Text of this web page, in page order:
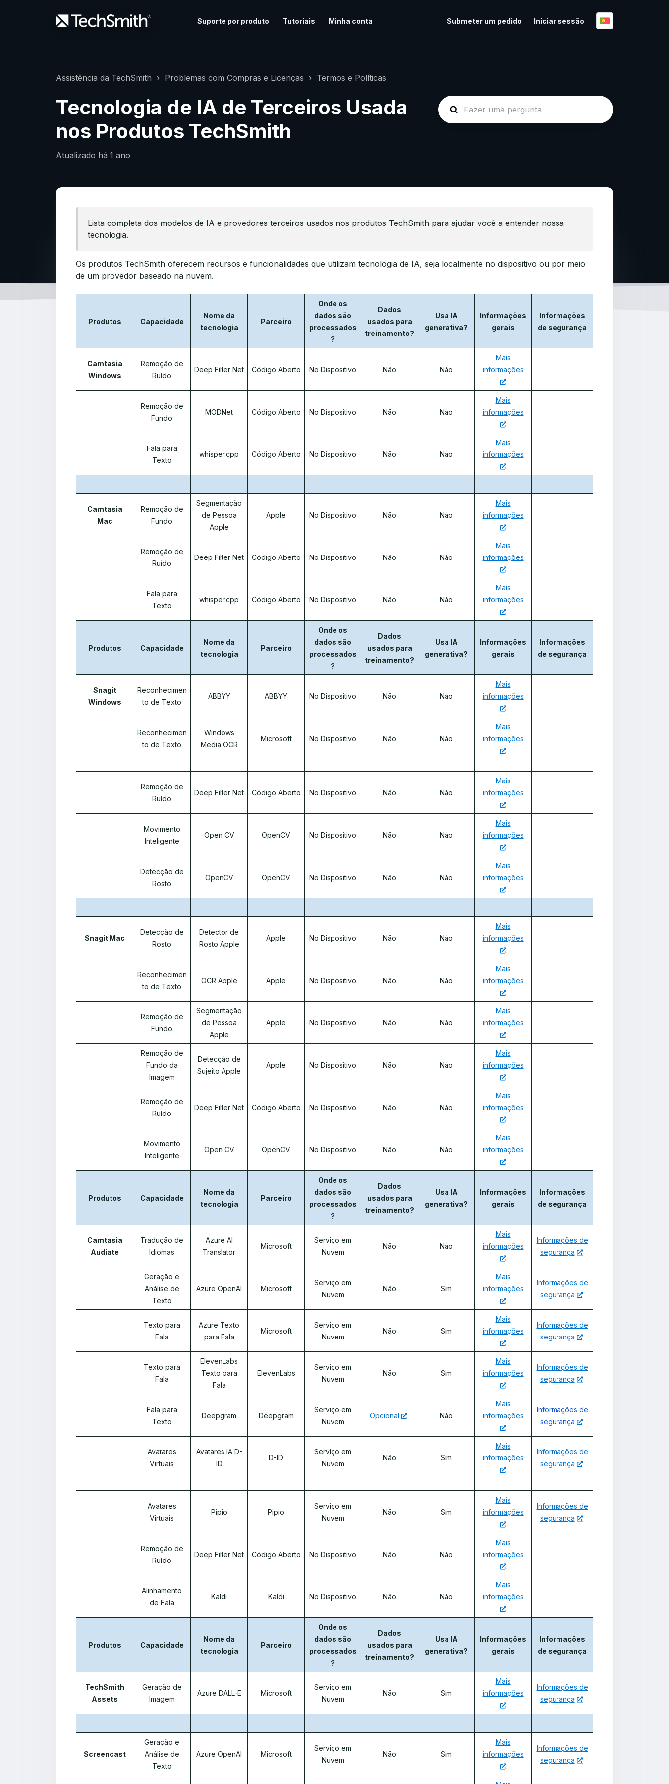
Suporte por produto Tutoriais Minha conta Submeter um pedido Iniciar sessão
Assistência da TechSmith Problemas com Compras e Licenças Termos e Políticas
Tecnologia de IA de Terceiros Usada
nos Produtos TechSmith
Atualizado há 1 ano
Lista completa dos modelos de IA e provedores terceiros usados nos produtos TechSmith para ajudar você a entender nossa
tecnologia.
Os produtos TechSmith oferecem recursos e funcionalidades que utilizam tecnologia de IA, seja localmente no dispositivo ou por meio
de um provedor baseado na nuvem.
Produtos Capacidade
Nome da
tecnologia
Parceiro
Onde os
dados são
processados
?
Dados
usados para
treinamento?
Usa IA
generativa?
Informações
gerais
Informações
de segurança
Camtasia
Windows
Remoção de
Ruído
Deep Filter Net Código Aberto No Dispositivo Não Não
Mais
informações
Remoção de
Fundo
MODNet Código Aberto No Dispositivo Não Não
Mais
informações
Fala para
Texto
whisper.cpp Código Aberto No Dispositivo Não Não
Mais
informações
Camtasia
Mac
Remoção de
Fundo
Segmentação
de Pessoa
Apple
Apple No Dispositivo Não Não
Mais
informações
Remoção de
Ruído
Deep Filter Net Código Aberto No Dispositivo Não Não
Mais
informações
Fala para
Texto
whisper.cpp Código Aberto No Dispositivo Não Não
Mais
informações
Produtos Capacidade
Nome da
tecnologia
Parceiro
Onde os
dados são
processados
?
Dados
usados para
treinamento?
Usa IA
generativa?
Informações
gerais
Informações
de segurança
Snagit
Windows
Reconhecimen
to de Texto
ABBYY ABBYY No Dispositivo Não Não
Mais
informações
Reconhecimen
to de Texto
Windows
Media OCR
Microsoft No Dispositivo Não Não
Mais
informações
Remoção de
Ruído
Deep Filter Net Código Aberto No Dispositivo Não Não
Mais
informações
Movimento
Inteligente
Open CV OpenCV No Dispositivo Não Não
Mais
informações
Detecção de
Rosto
OpenCV OpenCV No Dispositivo Não Não
Mais
informações
Snagit Mac
Detecção de
Rosto
Detector de
Rosto Apple
Apple No Dispositivo Não Não
Mais
informações
Reconhecimen
to de Texto
OCR Apple Apple No Dispositivo Não Não
Mais
informações
Remoção de
Fundo
Segmentação
de Pessoa
Apple
Apple No Dispositivo Não Não
Mais
informações
Remoção de
Fundo da
Imagem
Detecção de
Sujeito Apple
Apple No Dispositivo Não Não
Mais
informações
Remoção de
Ruído
Deep Filter Net Código Aberto No Dispositivo Não Não
Mais
informações
Movimento
Inteligente
Open CV OpenCV No Dispositivo Não Não
Mais
informações
Produtos Capacidade
Nome da
tecnologia
Parceiro
Onde os
dados são
processados
?
Dados
usados para
treinamento?
Usa IA
generativa?
Informações
gerais
Informações
de segurança
Camtasia
Audiate
Tradução de
Idiomas
Azure AI
Translator
Microsoft
Serviço em
Nuvem
Não Não
Mais
informações
Informações de
segurança
Geração e
Análise de
Texto
Azure OpenAI Microsoft
Serviço em
Nuvem
Não Sim
Mais
informações
Informações de
segurança
Texto para
Fala
Azure Texto
para Fala
Microsoft
Serviço em
Nuvem
Não Sim
Mais
informações
Informações de
segurança
Texto para
Fala
ElevenLabs
Texto para
Fala
ElevenLabs
Serviço em
Nuvem
Não Sim
Mais
informações
Informações de
segurança
Fala para
Texto
Deepgram Deepgram
Serviço em
Nuvem
Opcional Não
Mais
informações
Informações de
segurança
Avatares
Virtuais
Avatares IA D-
ID
D-ID
Serviço em
Nuvem
Não Sim
Mais
informações
Informações de
segurança
Avatares
Virtuais
Pipio Pipio
Serviço em
Nuvem
Não Sim
Mais
informações
Informações de
segurança
Remoção de
Ruído
Deep Filter Net Código Aberto No Dispositivo Não Não
Mais
informações
Alinhamento
de Fala
Kaldi Kaldi No Dispositivo Não Não
Mais
informações
Produtos Capacidade
Nome da
tecnologia
Parceiro
Onde os
dados são
processados
?
Dados
usados para
treinamento?
Usa IA
generativa?
Informações
gerais
Informações
de segurança
TechSmith
Assets
Geração de
Imagem
Azure DALL-E Microsoft
Serviço em
Nuvem
Não Sim
Mais
informações
Informações de
segurança
Screencast
Geração e
Análise de
Texto
Azure OpenAI Microsoft
Serviço em
Nuvem
Não Sim
Mais
informações
Informações de
segurança